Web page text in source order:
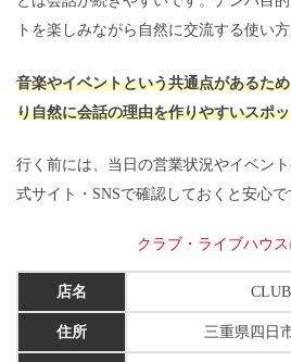
トを楽しみながら自然に交流する使い方
音楽やイベントという共通点があるた
り自然に会話の理由を作りやすいスポ
行く前には、当日の営業状況やイベン
式サイト・SNSで確認しておくと安心で
クラブ・ライブハウ
店名
住所 三重県四日